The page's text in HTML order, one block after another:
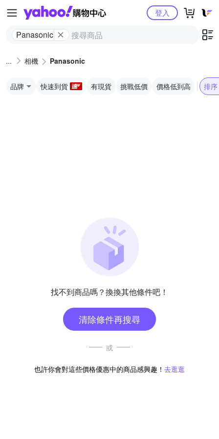
Yahoo購物中心
Panasonic
登入
相機 Panasonic
品牌 快速到貨 有現貨 挑戰低價 價格低到高 排序
找不到商品嗎？換換其他條件吧！
清除條件再搜尋
或
也許你會對這些價格優惠中的商品感興趣！ 去逛逛